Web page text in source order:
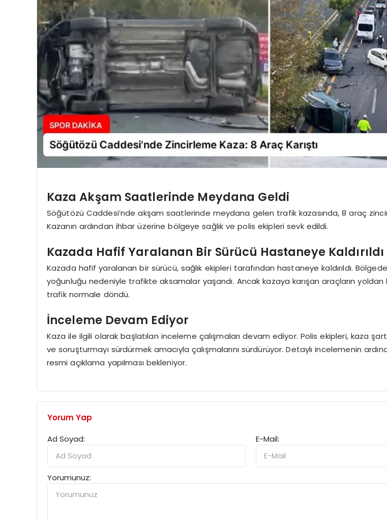
Kaza Akşam Saatlerinde Meydana Geldi
Söğütözü Caddesi’nde akşam saatlerinde meydana gelen trafik kazasında, 8 araç
Kazanın ardından ihbar üzerine bölgeye sağlık ve polis ekipleri sevk edildi.
Kazada Hafif Yaralanan Bir Sürücü Hastaneye Kaldırıldı
Kazada hafif yaralanan bir sürücü, sağlık ekipleri tarafından hastaneye kaldırıldı.
yoğunluğu nedeniyle trafikte aksamalar yaşandı. Ancak kazaya karışan araçların yoldan
trafik normale döndü.
İnceleme Devam Ediyor
Kaza ile ilgili olarak başlatılan inceleme çalışmaları devam ediyor. Polis ekipleri, kaza
ve soruşturmayı sürdürmek amacıyla çalışmalarını sürdürüyor. Detaylı incelemenin
resmi açıklama yapılması bekleniyor.
Yorum Yap
Ad Soyad:
E-Mail:
Yorumunuz: